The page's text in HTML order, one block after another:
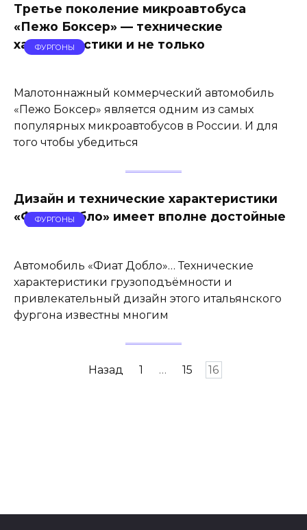
Третье поколение микроавтобуса
«Пежо Боксер» — технические
характеристики и не только
ФУРГОНЫ
Малотоннажный коммерческий автомобиль
«Пежо Боксер» является одним из самых
популярных микроавтобусов в России. И для
того чтобы убедиться
Дизайн и технические характеристики
«Фиат Добло» имеет вполне достойные
ФУРГОНЫ
Автомобиль «Фиат Добло»… Технические
характеристики грузоподъёмности и
привлекательный дизайн этого итальянского
фургона известны многим
Назад 1 … 15 16